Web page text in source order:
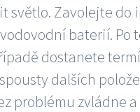
světlo. Zavolejte do
baterií. Po
dostanete
dalších
problému zvládne